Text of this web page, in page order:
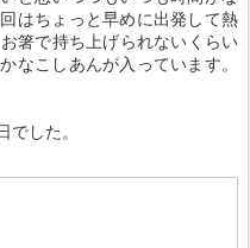
はちょっと早めに出発して熱
箸で持ち上げられないくらい
なこしあんが入っています。
した。